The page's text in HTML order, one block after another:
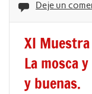
Deje un
XI Muestra
La mosca
y buenas.